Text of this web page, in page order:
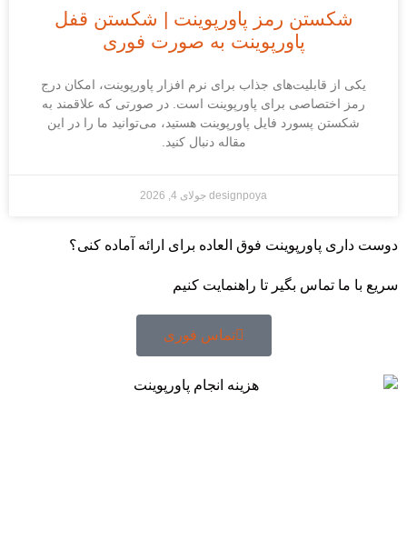
شکستن رمز پاورپوینت | شکستن قفل
پاورپوینت به صورت فوری
یکی از قابلیت‌های جذاب برای نرم افزار پاورپوینت، امکان درج
رمز اختصاصی برای پاورپوینت است. در صورتی که علاقمند به
شکستن پسورد فایل پاورپوینت هستید، می‌توانید ما را در این
مقاله دنبال کنید.
designpoya جولای 4, 2026
داری پاورپوینت فوق العاده برای ارائه آماده کنی؟
با ما تماس بگیر تا راهنمایت کنیم
تماس فوری